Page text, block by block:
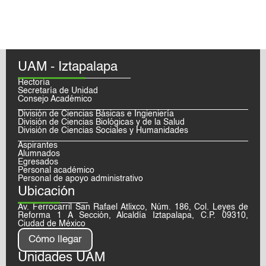
UAM - Iztapalapa
Rectoría
Secretaría de Unidad
Consejo Académico
División de Ciencias Básicas e Ingieniería
División de Ciencias Biológicas y de la Salud
División de Ciencias Sociales y Humanidades
Aspirantes
Alumnados
Egresados
Personal académico
Personal de apoyo administrativo
Ubicación
Av. Ferrocarril San Rafael Atlixco, Núm. 186, Col. Leyes de
Reforma 1 A Sección, Alcaldía Iztapalapa, C.P. 09310,
Ciudad de México
Cómo llegar
Unidades UAM